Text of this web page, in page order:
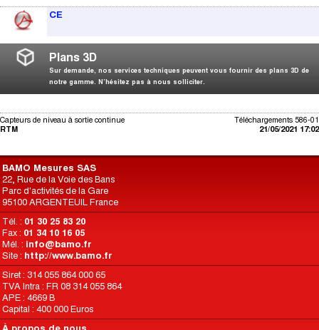
CE
Plans 3D
Sur demande, nos services techniques peuvent vous fournir des plans 3D de
notre gamme. N’hésitez pas à nous solliciter.
Téléchargements 586-01
21/05/2021 17:02
Capteurs de niveau à sortie continue
RTM
BAMO Mesures SAS
22, Rue de la Voie des Bans
Parc d'activités de la Gare
95100 ARGENTEUIL France
Tél. : 01 30 25 83 20
Fax : 01 34 10 16 05
Mél. : info@bamo.fr
Site : http://www.bamo.fr
Siret : 314 055 864 000 65
TVA Intra : FR 08 314 055 864
APE : 4669 B
Capital : 400 000 Euros